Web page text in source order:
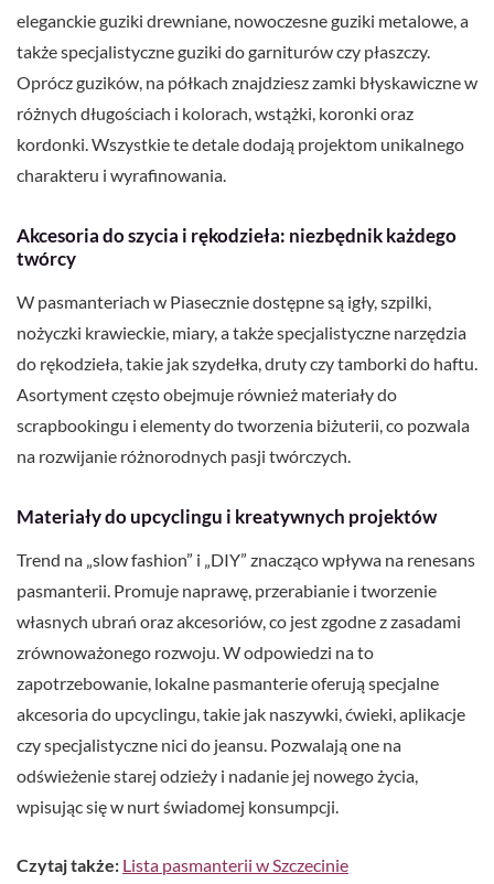
eleganckie guziki drewniane, nowoczesne guziki metalowe, a
także specjalistyczne guziki do garniturów czy płaszczy.
Oprócz guzików, na półkach znajdziesz zamki błyskawiczne w
różnych długościach i kolorach, wstążki, koronki oraz
kordonki. Wszystkie te detale dodają projektom unikalnego
charakteru i wyrafinowania.
Akcesoria do szycia i rękodzieła: niezbędnik każdego
twórcy
W pasmanteriach w Piasecznie dostępne są igły, szpilki,
nożyczki krawieckie, miary, a także specjalistyczne narzędzia
do rękodzieła, takie jak szydełka, druty czy tamborki do haftu.
Asortyment często obejmuje również materiały do
scrapbookingu i elementy do tworzenia biżuterii, co pozwala
na rozwijanie różnorodnych pasji twórczych.
Materiały do upcyclingu i kreatywnych projektów
Trend na „slow fashion” i „DIY” znacząco wpływa na renesans
pasmanterii. Promuje naprawę, przerabianie i tworzenie
własnych ubrań oraz akcesoriów, co jest zgodne z zasadami
zrównoważonego rozwoju. W odpowiedzi na to
zapotrzebowanie, lokalne pasmanterie oferują specjalne
akcesoria do upcyclingu, takie jak naszywki, ćwieki, aplikacje
czy specjalistyczne nici do jeansu. Pozwalają one na
odświeżenie starej odzieży i nadanie jej nowego życia,
wpisując się w nurt świadomej konsumpcji.
Czytaj także: Lista pasmanterii w Szczecinie